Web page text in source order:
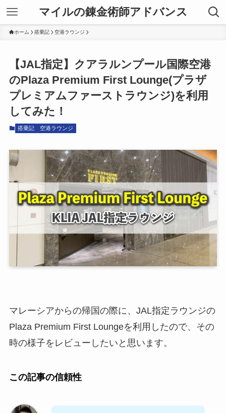
マイルの錬金術師アドバンス
ホーム 搭乗記 空港ラウンジ
【JAL指定】クアラルンプール国際空港
のPlaza Premium First Lounge(プラザ
プレミアムファーストラウンジ)を利用
してみた！
搭乗記 空港ラウンジ
マレーシアからの帰国の際に、JAL指定ラウンジの
Plaza Premium First Loungeを利用したので、その
時の様子をレビューしたいと思います。
この記事の信頼性